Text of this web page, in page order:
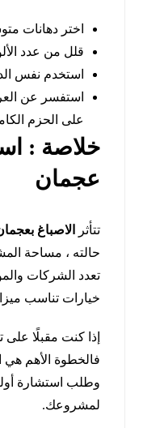
اختر دهانات
قلل من عدد
استخدم نفس
استفسر عن
على الحزم
خلاصة :
عجمان
تتأثر الاصباغ
حالته ، مساحة
تعدد الشركات
خيارات تناسب
إذا كنت مقبلًا
فالخطوة الأهم هي
وطلب استشارة
لمشروعك.